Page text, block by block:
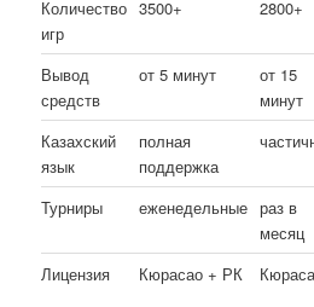
Количество
игр
3500+ 2800+
Вывод
средств
от 5 минут
от 15
минут
Казахский
язык
полная
поддержка
Турниры еженедельные раз в
месяц
Лицензия
Кюрасао + РК